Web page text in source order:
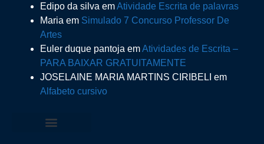
Edipo da silva emAtividade Escrita de palavras
Maria em Simulado 7 Concurso Professor De
Artes
Euler duque pantoja emAtividades de Escrita –
PARA BAIXAR GRATUITAMENTE
JOSELAINE MARIA MARTINS CIRIBELI em
Alfabeto cursivo